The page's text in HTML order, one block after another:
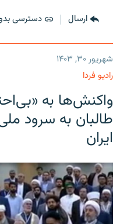
ارسال دسترسی
شهریور ۳۰, ۱۴۰۳
رادیو فردا
واکنش‌ها به
طالبان به سرود
ایران